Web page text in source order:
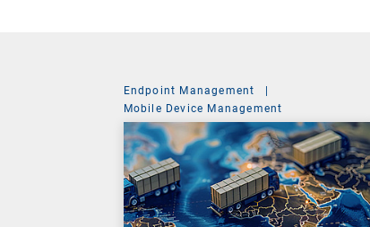
Endpoint Management
|
Mobile Device Management